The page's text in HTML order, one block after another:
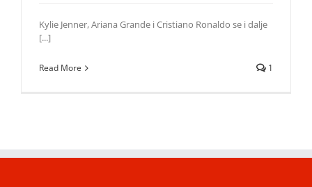
Kylie Jenner, Ariana Grande i Cristiano Ronaldo se i dalje
[...]
Read More 1